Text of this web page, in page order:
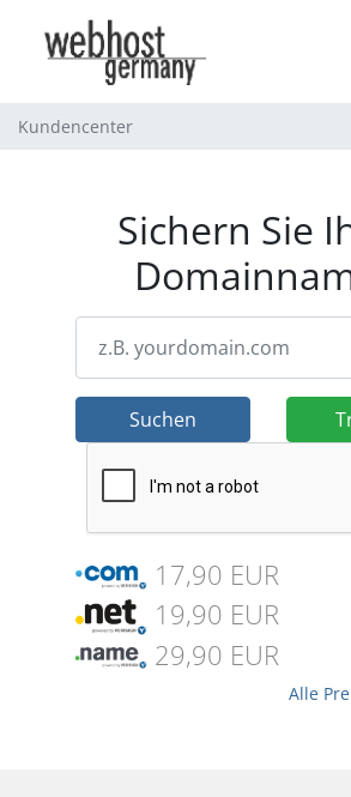
Kundencenter
Sichern Sie
Suchen
17,90 EUR
19,90 EUR
29,90 EUR
Alle